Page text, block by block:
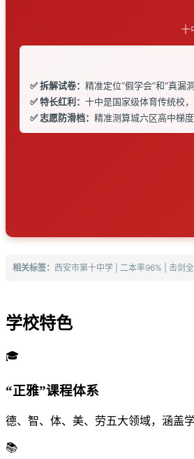
十
✅ 拆解试卷： 精准定位“假学会”和“真漏
✅ 特长红利： 十中是国家级体育传统校
✅ 志愿防滑档： 精准测算城六区高中梯
相关标签： 西安市第十中学 | 二本率96% | 击剑
学校特色
🎓
“正雅”课程体系
德、智、体、美、劳五大领域，涵盖
📚